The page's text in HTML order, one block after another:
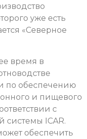
уже есть
«Северное
время в
по обеспечению
и пищевого
с
ICAR.
обеспечить